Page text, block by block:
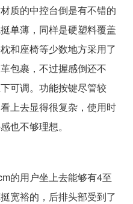
质的中控台倒是有不错的
单薄，同样是硬塑料覆盖
和座椅等少数地方采用了
包裹，不过握感倒还不
可调。功能按键尽管较
上去显得很复杂，使用时
也不够理想。
的用户坐上去能够有4至
宽裕的，后排头部受到了